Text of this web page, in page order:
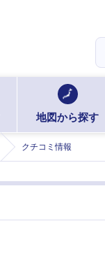
地図から探す
クチコミ情報